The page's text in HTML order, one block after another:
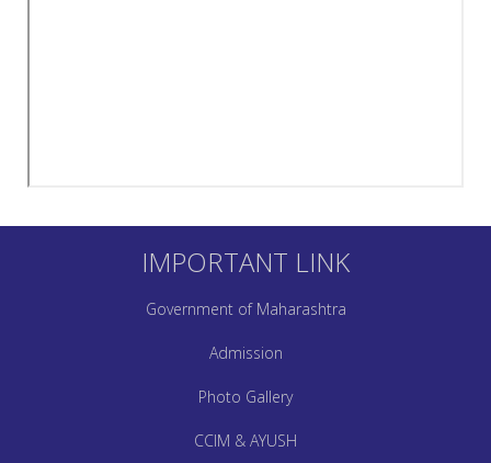
IMPORTANT LINK
Government of Maharashtra
Admission
Photo Gallery
CCIM & AYUSH